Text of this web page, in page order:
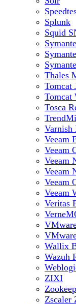
Splunk
Squid
Thales
Tomcat
Tomcat
Tosca
Varnish
Veeam
Veeam
Veeam
Veeam
Veeam
Veeam
Veritas
Wallix
Wazuh
ZIXI
Zscaler